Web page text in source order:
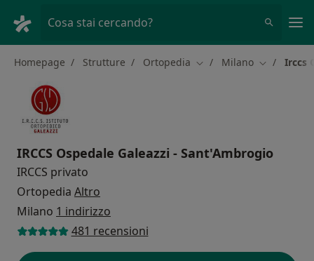
Cosa stai cercando?
Homepage Strutture Ortopedia Cambia città
Milano CambiaIrccs
IRCCS Ospedale Galeazzi - Sant'Ambrogio
IRCCS privato
Ortopedia Altro
Milano 1 indirizzo
481 recensioni